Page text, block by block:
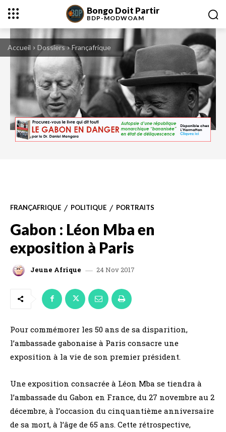
Bongo Doit Partir
BDP-MODWOAM
Accueil Dossiers Françafrique
1966. Jacques Foccart et Léon Mba.
FRANÇAFRIQUE POLITIQUE PORTRAITS
Gabon : Léon Mba en
exposition à Paris
Jeune Afrique 24 Nov 2017
Pour commémorer les 50 ans de sa disparition,
l’ambassade gabonaise à Paris consacre une
exposition à la vie de son premier président.
Une exposition consacrée à Léon Mba se tiendra à
l’ambassade du Gabon en France, du 27 novembre au 2
décembre, à l’occasion du cinquantième anniversaire
de sa mort, à l’âge de 65 ans. Cette rétrospective,